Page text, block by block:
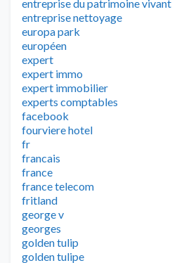
entreprise du patrimoine vivant
entreprise nettoyage
europa park
européen
expert
expert immo
expert immobilier
experts comptables
facebook
fourviere hotel
fr
francais
france
france telecom
fritland
george v
georges
golden tulip
golden tulipe